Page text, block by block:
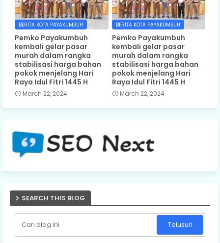
BERITA KOTA PAYAKUMBUH
Pemko Payakumbuh
kembali gelar pasar
murah dalam rangka
stabilisasi harga bahan
pokok menjelang Hari
Raya Idul Fitri 1445 H
March 22, 2024
BERITA KOTA PAYAKUMBUH
Pemko Payakumbuh
kembali gelar pasar
murah dalam rangka
stabilisasi harga bahan
pokok menjelang Hari
Raya Idul Fitri 1445 H
March 22, 2024
SEARCH THIS BLOG